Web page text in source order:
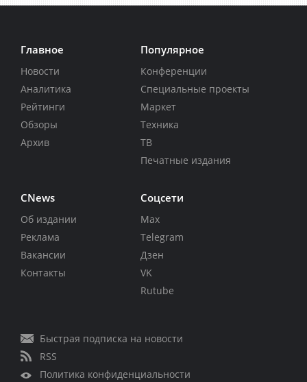
Главное
Новости
Аналитика
Рейтинги
Обзоры
Архив
Популярное
Конференции
Специальные проекты
Маркет
Техника
ТВ
Печатные издания
CNews
Об издании
Реклама
Вакансии
Контакты
Соцсети
Max
Telegram
Дзен
VK
Rutube
Быстрая подписка на новости
RSS
Политика конфиденциальности